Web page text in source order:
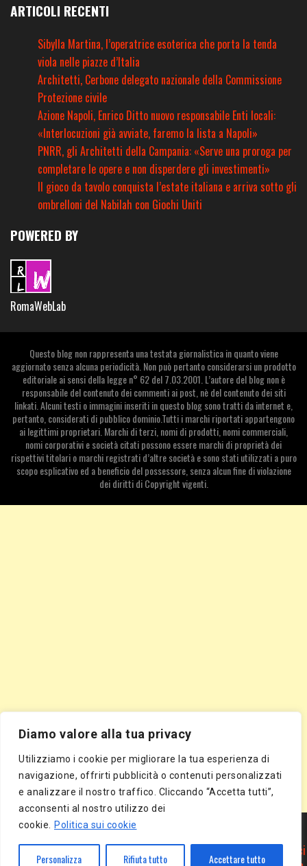
Diamo valore alla tua privacy
Utilizziamo i cookie per migliorare la tua esperienza di
navigazione, offrirti pubblicità o contenuti personalizzati
e analizzare il nostro traffico. Cliccando “Accetta tutti”,
acconsenti al nostro utilizzo dei
cookie.
Politica sui cookie
Personalizza Rifiuta tutto Accettare tutto
ARTICOLI RECENTI
Sibylla Martina, l’operatrice esoterica che porta la tenda
viola nelle piazze d’Italia
Architetti, Cerbone delegato nazionale della Commissione
Protezione civile
Azione Napoli, Enrico Ditto nuovo responsabile Enti locali:
«Interlocuzioni già avviate, faremo la lista a Napoli»
PNRR, gli Architetti della Campania: «Serve una proroga per
completare le opere e non disperdere gli investimenti»
Il gioco da tavolo conquista l’estate italiana e arriva sotto gli
ombrelloni del Nabilah con Giochi Uniti
POWERED BY
RomaWebLab
Questo blog non rappresenta una testata giornalistica in quanto viene
aggiornato senza alcuna periodicità. Non può pertanto considerarsi un prodotto
editoriale ai sensi della legge n° 62 del 7.03.2001. L’autore del blog non è
responsabile del contenuto dei commenti ai post, nè del contenuto dei siti
linkati. Alcuni testi o immagini inseriti in questo blog sono tratti da internet e,
pertanto, considerati di pubblico dominio.Tutti i marchi riportati appartengono
ai legittimi proprietari. Marchi di terzi, nomi di prodotti, nomi commerciali,
nomi corporativi e società citati possono essere marchi di proprietà dei
rispettivi titolari o marchi registrati d’altre società e sono stati utilizzati a puro
scopo esplicativo ed a beneficio del possessore, senza alcun fine di violazione
dei diritti di Copyright vigenti.
Segnala Sito Gratis| Segnala Azienda Gratis
Directory Gratis|Segnala Sito Gratis
Inserisci Azienda Gratis |Directory Gratis| Article Marketing
Inserisci